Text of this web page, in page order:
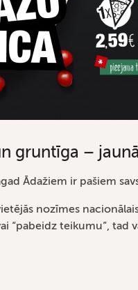
gruntīga –
Ādažiem ir pašiem
nozīmes
“pabeidz teikumu”, tad